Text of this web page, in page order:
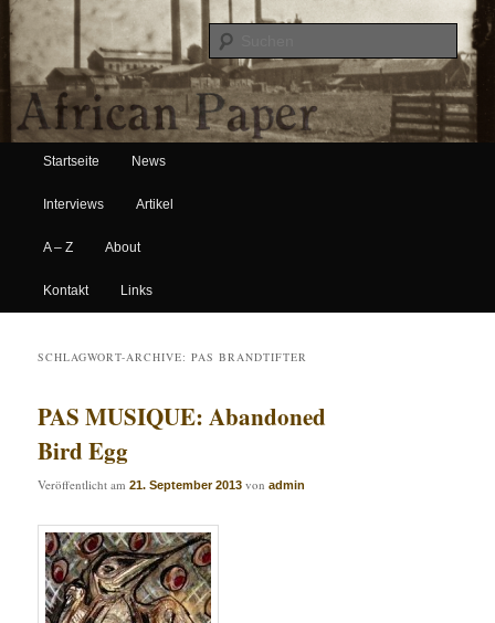
African Paper
Hauptmenü
Zum Inhalt wechseln
Zum sekundären Inhalt wechseln
Startseite News
Interviews Artikel
A – Z About
Kontakt Links
SCHLAGWORT-ARCHIVE:PAS BRANDTIFTER
PAS MUSIQUE: Abandoned
Bird Egg
Veröffentlicht am21. September 2013 vonadmin